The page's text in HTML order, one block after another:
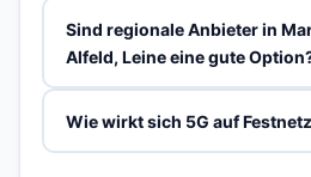
Sind regionale Anbieter in
Alfeld, Leine eine gute
Wie wirkt sich 5G auf